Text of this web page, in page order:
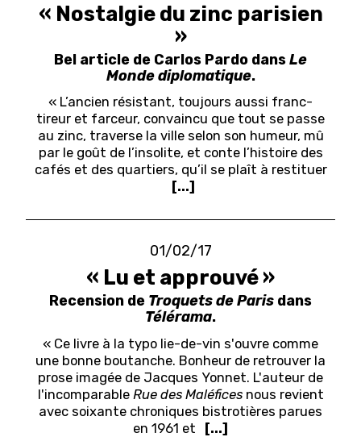
« Nostalgie du zinc parisien
»
Bel article de Carlos Pardo dans Le
Monde diplomatique.
« L’ancien résistant, toujours aussi franc-
tireur et farceur, convaincu que tout se passe
au zinc, traverse la ville selon son humeur, mû
par le goût de l’insolite, et conte l’histoire des
cafés et des quartiers, qu’il se plaît à restituer
[...]
01/02/17
« Lu et approuvé »
Recension de Troquets de Paris dans
Télérama.
« Ce livre à la typo lie-de-vin s'ouvre comme
une bonne boutanche. Bonheur de retrouver la
prose imagée de Jacques Yonnet. L'auteur de
l'incomparable Rue des Maléficesnous revient
avec soixante chroniques bistrotières parues
en 1961 et
[...]